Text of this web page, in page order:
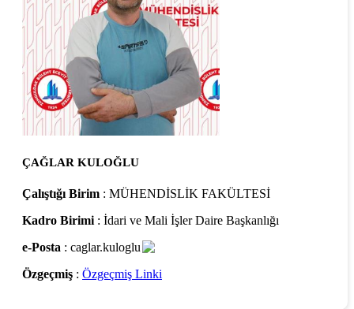
ÇAĞLAR KULOĞLU
Çalıştığı Birim : MÜHENDİSLİK FAKÜLTESİ
Kadro Birimi : İdari ve Mali İşler Daire Başkanlığı
e-Posta : caglar.kuloglu
Özgeçmiş : Özgeçmiş Linki